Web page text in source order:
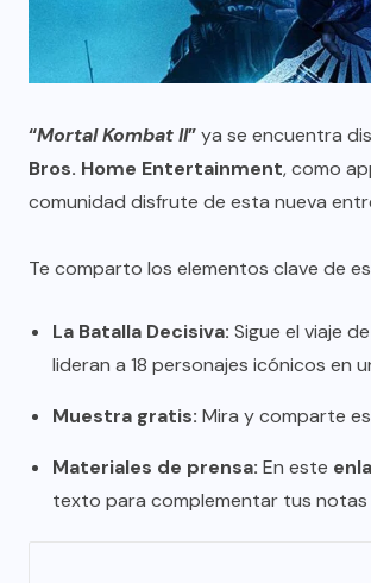
“Mortal Kombat II”ya se encuentra
Bros. Home Entertainment, como
comunidad disfrute de esta nueva
Te comparto los elementos clave de
La Batalla Decisiva: Sigue el viaje
lideran a 18 personajes icónicos en
Muestra gratis: Mira y comparte
Materiales de prensa: En este
texto para complementar tus